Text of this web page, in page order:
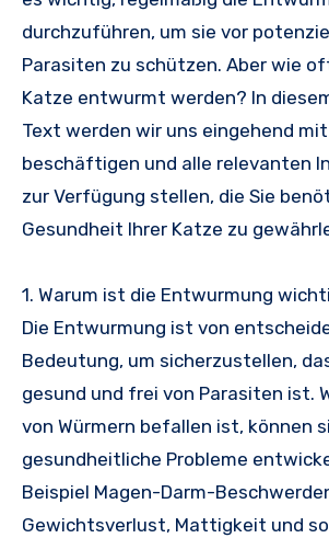
durchzuführen, um sie vor
Parasiten zu schützen. Aber wie
Katze entwurmt werden? In
Text werden wir uns eingehend
beschäftigen und alle relevanten
zur Verfügung stellen, die Sie
Gesundheit Ihrer Katze zu
1. Warum ist die Entwurmung
Die Entwurmung ist von
Bedeutung, um sicherzustellen,
gesund und frei von Parasiten ist.
von Würmern befallen ist, können
gesundheitliche Probleme
Beispiel Magen-Darm-
Gewichtsverlust, Mattigkeit und